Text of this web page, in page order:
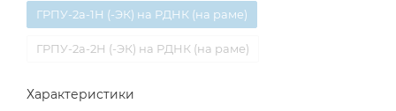
ГРПУ-2а-1Н (-ЭК) на РДНК (на раме)
ГРПУ-2а-2Н (-ЭК) на РДНК (на раме)
Характеристики